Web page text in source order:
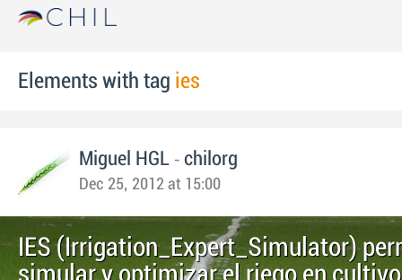
Elements with tag ies
Miguel HGL - chilorg
Dec 25, 2012 at 15:00
IES (Irrigation_Expert_Simulator)
simular y optimizar el riego en